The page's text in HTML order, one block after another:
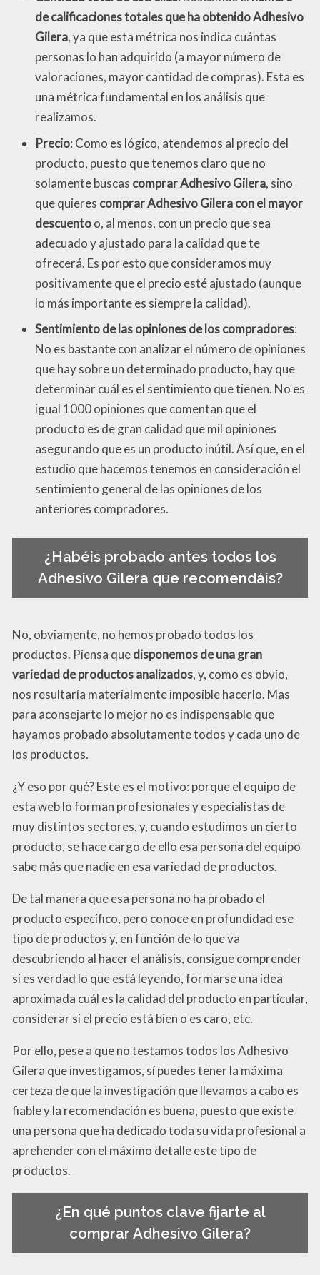
de calificaciones totales que ha obtenido Adhesivo
Gilera, ya que esta métrica nos indica cuántas
personas lo han adquirido (a mayor número de
valoraciones, mayor cantidad de compras). Esta es
una métrica fundamental en los análisis que
realizamos.
Precio: Como es lógico, atendemos al precio del
producto, puesto que tenemos claro que no
solamente buscas comprar Adhesivo Gilera, sino
que quieres comprar Adhesivo Gilera con el mayor
descuentoo, al menos, con un precio que sea
adecuado y ajustado para la calidad que te
ofrecerá. Es por esto que consideramos muy
positivamente que el precio esté ajustado (aunque
lo más importante es siempre la calidad).
Sentimiento de las opiniones de los compradores:
No es bastante con analizar el número de opiniones
que hay sobre un determinado producto, hay que
determinar cuál es el sentimiento que tienen. No es
igual 1000 opiniones que comentan que el
producto es de gran calidad que mil opiniones
asegurando que es un producto inútil. Así que, en el
estudio que hacemos tenemos en consideración el
sentimiento general de las opiniones de los
anteriores compradores.
¿Habéis probado antes todos los
Adhesivo Gilera que recomendáis?
No, obviamente, no hemos probado todos los
productos. Piensa quedisponemos de una gran
variedad de productos analizados, y, como es obvio,
nos resultaría materialmente imposible hacerlo. Mas
para aconsejarte lo mejor no es indispensable que
hayamos probado absolutamente todos y cada uno de
los productos.
¿Y eso por qué? Este es el motivo: porque el equipo de
esta web lo forman profesionales y especialistas de
muy distintos sectores, y, cuando estudimos un cierto
producto, se hace cargo de ello esa persona del equipo
sabe más que nadie en esa variedad de productos.
De tal manera que esa persona no ha probado el
producto específico, pero conoce en profundidad ese
tipo de productos y, en función de lo que va
descubriendo al hacer el análisis, consigue comprender
si es verdad lo que está leyendo, formarse una idea
aproximada cuál es la calidad del producto en particular,
considerar si el precio está bien o es caro, etc.
Por ello, pese a que no testamos todos los Adhesivo
Gilera que investigamos, sí puedes tener la máxima
certeza de que la investigación que llevamos a cabo es
fiable y la recomendación es buena, puesto que existe
una persona que ha dedicado toda su vida profesional a
aprehender con el máximo detalle este tipo de
productos.
¿En qué puntos clave fijarte al
comprar Adhesivo Gilera?